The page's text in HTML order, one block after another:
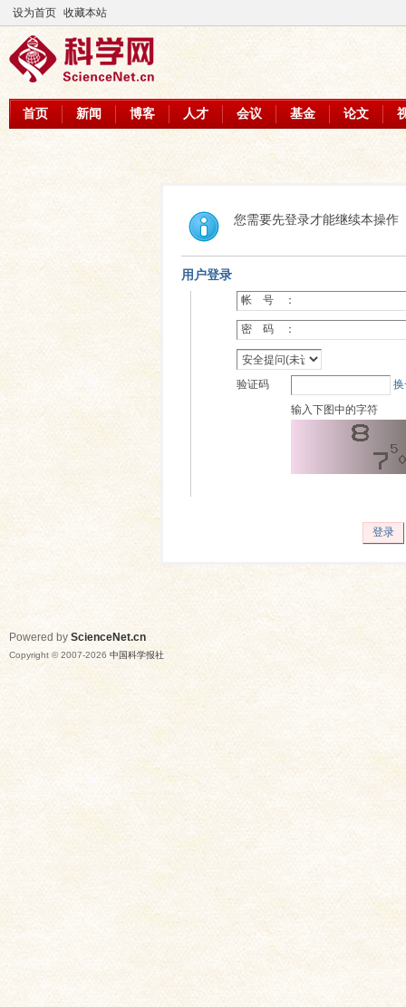
设为首页 收藏本站
首页 新闻 博客 人才 会议 基金 论文
您需要先登录才能继续本操作
用户登录
帐 号 ：
密 码 ：
验证码
输入下图中的字符
登录
Powered by ScienceNet.cn
Copyright © 2007-2026 中国科学报社